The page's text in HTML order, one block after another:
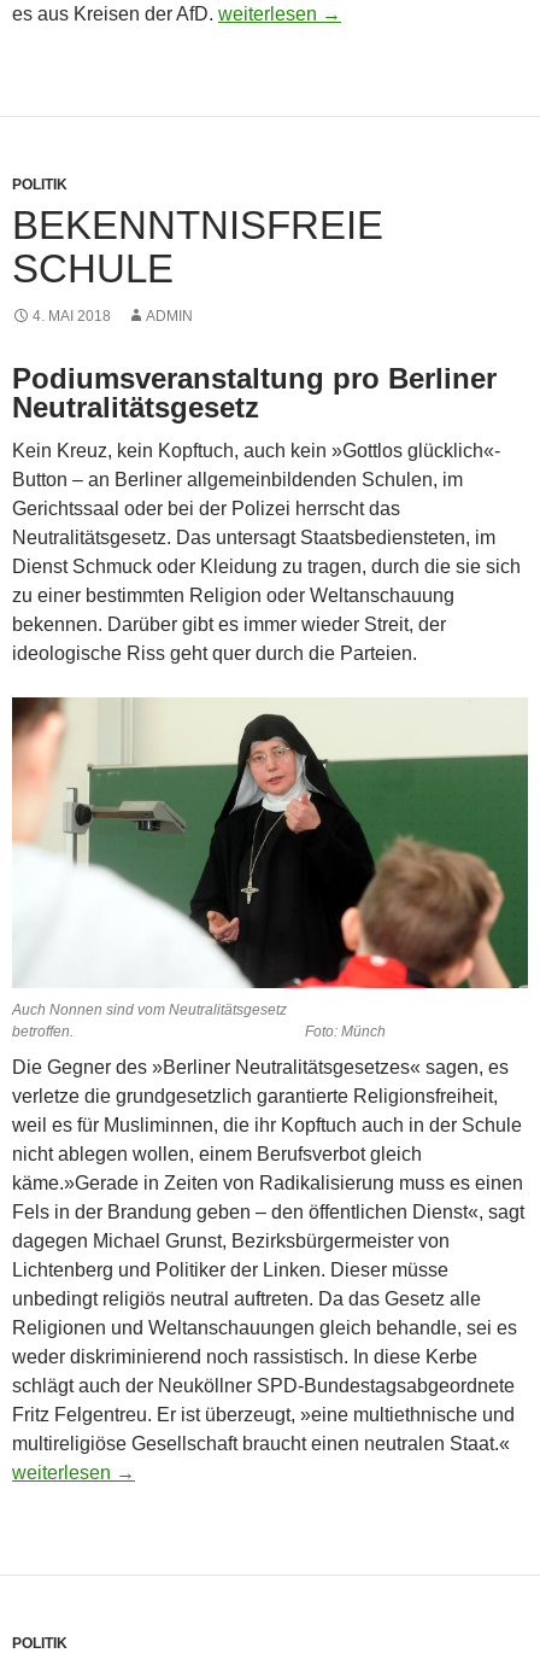
es aus Kreisen der AfD. Teurer Schachzug
weiterlesen →
POLITIK
BEKENNTNISFREIE
SCHULE
4. MAI 2018 ADMIN
Podiumsveranstaltung pro Berliner
Neutralitätsgesetz
Kein Kreuz, kein Kopftuch, auch kein »Gottlos glücklich«-
Button – an Berliner allgemeinbildenden Schulen, im
Gerichtssaal oder bei der Polizei herrscht das
Neutralitätsgesetz. Das untersagt Staatsbediensteten, im
Dienst Schmuck oder Kleidung zu tragen, durch die sie sich
zu einer bestimmten Religion oder Weltanschauung
bekennen. Darüber gibt es immer wieder Streit, der
ideologische Riss geht quer durch die Parteien.
Auch Nonnen sind vom Neutralitätsgesetz
betroffen. Foto: Münch
Die Gegner des »Berliner Neutralitätsgesetzes« sagen, es
verletze die grundgesetzlich garantierte Religionsfreiheit,
weil es für Musliminnen, die ihr Kopftuch auch in der Schule
nicht ablegen wollen, einem Berufsverbot gleich
käme.»Gerade in Zeiten von Radikalisierung muss es einen
Fels in der Brandung geben – den öffentlichen Dienst«, sagt
dagegen Michael Grunst, Bezirksbürgermeister von
Lichtenberg und Politiker der Linken. Dieser müsse
unbedingt religiös neutral auftreten. Da das Gesetz alle
Religionen und Weltanschauungen gleich behandle, sei es
weder diskriminierend noch rassistisch. In diese Kerbe
schlägt auch der Neuköllner SPD-Bundestagsabgeordnete
Fritz Felgentreu. Er ist überzeugt, »eine multiethnische und
multireligiöse Gesellschaft braucht einen neutralen Staat.«
Bekenntnisfreie Schule
weiterlesen →
POLITIK